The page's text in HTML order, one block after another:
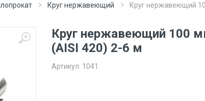
Круг нержавеющий Круг нержавеющий
Круг нержавеющий 100
(AISI 420) 2-6 м
Артикул: 1041